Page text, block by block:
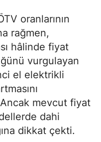
oranlarının
rağmen,
hâlinde fiyat
vurgulayan
el elektrikli
mevcut fiyat
dahi
dikkat çekti.